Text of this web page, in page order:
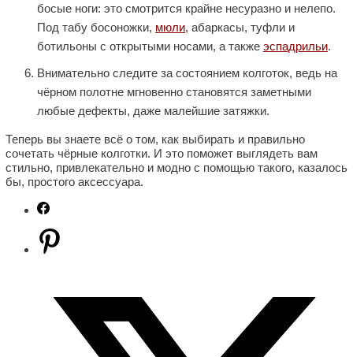
босые ноги: это смотрится крайне несуразно и нелепо.
Под табу босоножки, мюли, абаркасы, туфли и
ботильоны с открытыми носами, а также эспадрильи.
Внимательно следите за состоянием колготок, ведь на
чёрном полотне мгновенно становятся заметными
любые дефекты, даже малейшие затяжки.
Теперь вы знаете всё о том, как выбирать и правильно
сочетать чёрные колготки. И это поможет выглядеть вам
стильно, привлекательно и модно с помощью такого, казалось
бы, простого аксессуара.